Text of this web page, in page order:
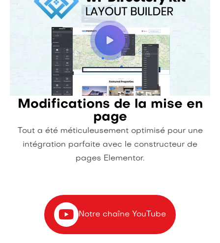
Modifications de la mise en
page
Tout a été méticuleusement optimisé pour une
intégration parfaite avec le constructeur de
pages Elementor.
Notre chaîne YouTube